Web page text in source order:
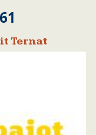
Ternat